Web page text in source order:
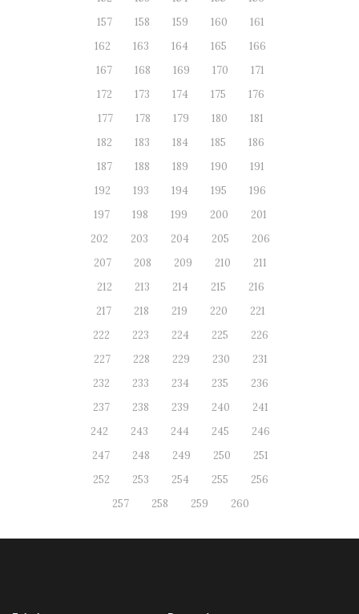
157
158 159 160
161
162
163 164 165
166
167
168 169 170
171
172
173 174 175
176
177
178 179 180
181
182
183 184 185
186
187
188 189 190
191
192
193 194 195
196
197
198 199 200
201
202
203 204 205
206
207
208 209 210
211
212
213 214 215
216
217
218 219 220
221
222
223 224 225
226
227
228 229 230
231
232
233 234 235
236
237
238 239 240
241
242
243 244 245
246
247
248 249 250
251
252
253 254 255
256
257
258 259 260